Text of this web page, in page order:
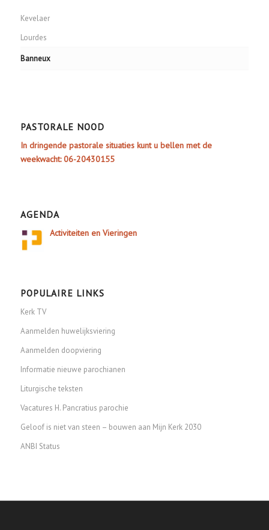
Kevelaer
Lourdes
Banneux
PASTORALE NOOD
In dringende pastorale situaties kunt u bellen met de
weekwacht: 06-20430155
AGENDA
Activiteiten en Vieringen
POPULAIRE LINKS
Kerk TV
Aanmelden huwelijksviering
Aanmelden doopviering
Informatie nieuwe parochianen
Liturgische teksten
Vacatures H. Pancratius parochie
Geloof is niet van steen – bouwen aan Mijn Kerk 2030
ANBI Status